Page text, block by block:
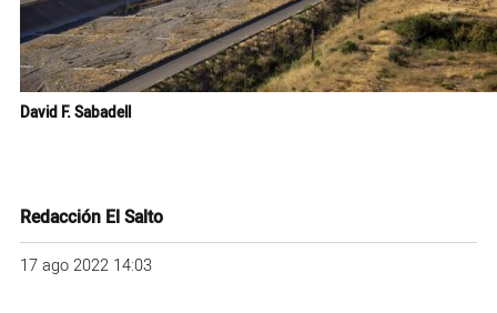
David F. Sabadell
Redacción El Salto
17 ago 2022 14:03